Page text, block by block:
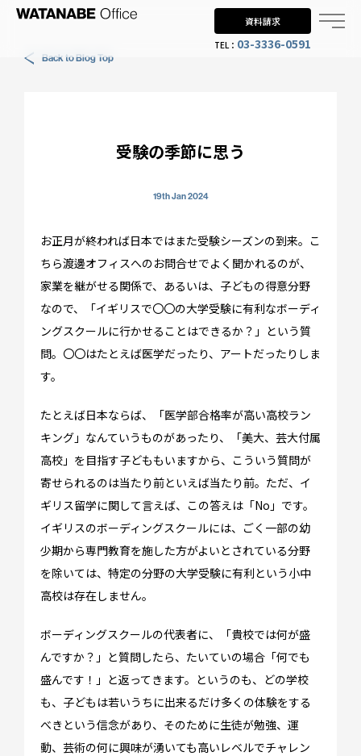
資料請求
TEL： 03-3336-0591
Why WO?
渡邊オフィスを選ぶ理由
About us
Planning
留学までの流れ
When?
年齢で選ぶ留学
期間で選ぶ留学
Back to Blog Top
受験の季節に思う
19th Jan 2024
お正月が終われば日本ではまた受験シーズンの到来。こ
ちら渡邊オフィスへのお問合せでよく聞かれるのが、
家業を継がせる関係で、あるいは、子どもの得意分野
なので、「イギリスで〇〇の大学受験に有利なボーディ
ングスクールに行かせることはできるか？」という質
問。〇〇はたとえば医学だったり、アートだったりしま
す。
たとえば日本ならば、「医学部合格率が高い高校ラン
キング」なんていうものがあったり、「美大、芸大付属
高校」を目指す子どももいますから、こういう質問が
寄せられるのは当たり前といえば当たり前。ただ、イ
ギリス留学に関して言えば、この答えは「No」です。
イギリスのボーディングスクールには、ごく一部の幼
少期から専門教育を施した方がよいとされている分野
を除いては、特定の分野の大学受験に有利という小中
高校は存在しません。
ボーディングスクールの代表者に、「貴校では何が盛
んですか？」と質問したら、たいていの場合「何でも
盛んです！」と返ってきます。というのも、どの学校
も、子どもは若いうちに出来るだけ多くの体験をする
べきという信念があり、そのために生徒が勉強、運
動、芸術の何に興味が湧いても高いレベルでチャレン